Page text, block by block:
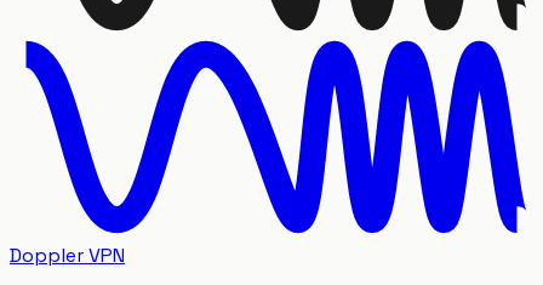
Doppler VPN